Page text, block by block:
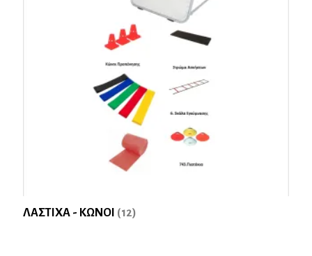
ΛΑΣΤΙΧΑ - ΚΩΝΟΙ (12)